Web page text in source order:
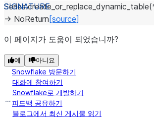
Series.create_or_replace_dynamic_table(
→ NoReturn [source]
이 페이지가 도움이 되었습니까?
예 아니요
Snowflake 방문하기
대화에 참여하기
Snowflake로 개발하기
피드백 공유하기
블로그에서 최신 게시물 읽기